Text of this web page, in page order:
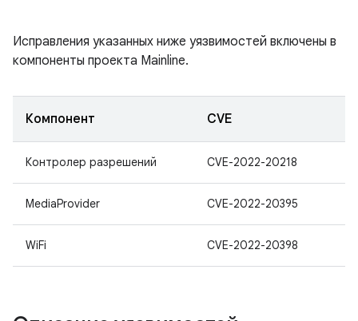
Исправления указанных ниже уязвимостей включены в
компоненты проекта Mainline.
Компонент CVE
Контролер разрешений CVE-2022-20218
MediaProvider CVE-2022-20395
WiFi CVE-2022-20398